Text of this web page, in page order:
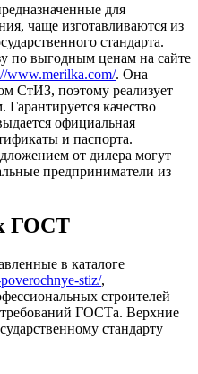
для
чаще изготавливаются из
стандарта.
по выгодным ценам на сайте
www.merilka.com/. Она
СтИЗ, поэтому реализует
качество
официальная
и паспорта.
от дилера могут
предприниматели из
ГОСТ
в каталоге
stiz/,
строителей
ГОСТа. Верхние
стандарту